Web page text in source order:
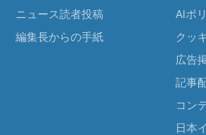
ニュース読者投稿
編集長からの手紙
AIポ
クッ
広告
記事
コン
日本